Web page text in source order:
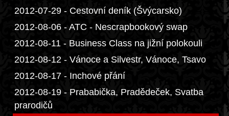
2012-07-29 - Cestovní deník (Švýcarsko)
2012-08-06 - ATC - Nescrapbookový swap
2012-08-11 - Business Class na jižní polokouli
2012-08-12 - Vánoce a Silvestr, Vánoce, Tsavo
2012-08-17 - Inchové přání
2012-08-19 - Prababička, Pradědeček, Svatba
prarodičů